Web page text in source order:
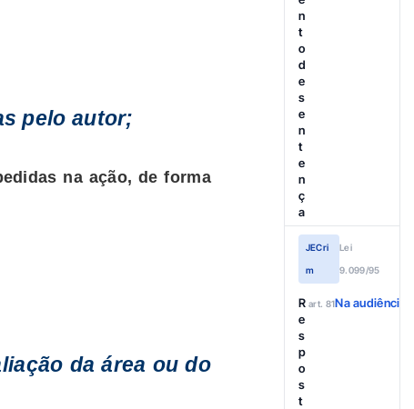
pelo autor;
na ação, de forma
da área ou do
n
t
o
d
e
s
e
n
t
e
n
ç
a
JECri
m
Lei
9.099/95
R
e
s
p
o
s
t
art. 81Na audiência